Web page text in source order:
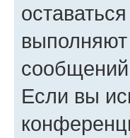
выполняют
Если вы